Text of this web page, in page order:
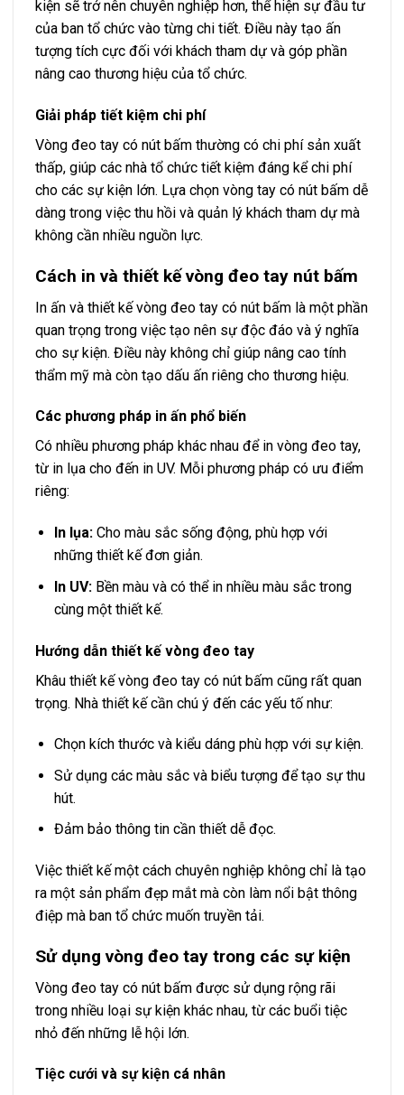
kiện sẽ trở nên chuyên nghiệp hơn, thể hiện sự đầu tư
của ban tổ chức vào từng chi tiết. Điều này tạo ấn
tượng tích cực đối với khách tham dự và góp phần
nâng cao thương hiệu của tổ chức.
Giải pháp tiết kiệm chi phí
Vòng đeo tay có nút bấm thường có chi phí sản xuất
thấp, giúp các nhà tổ chức tiết kiệm đáng kể chi phí
cho các sự kiện lớn. Lựa chọn vòng tay có nút bấm dễ
dàng trong việc thu hồi và quản lý khách tham dự mà
không cần nhiều nguồn lực.
Cách in và thiết kế vòng đeo tay nút bấm
In ấn và thiết kế vòng đeo tay có nút bấm là một phần
quan trọng trong việc tạo nên sự độc đáo và ý nghĩa
cho sự kiện. Điều này không chỉ giúp nâng cao tính
thẩm mỹ mà còn tạo dấu ấn riêng cho thương hiệu.
Các phương pháp in ấn phổ biến
Có nhiều phương pháp khác nhau để in vòng đeo tay,
từ in lụa cho đến in UV. Mỗi phương pháp có ưu điểm
riêng:
In lụa:Cho màu sắc sống động, phù hợp với
những thiết kế đơn giản.
In UV:Bền màu và có thể in nhiều màu sắc trong
cùng một thiết kế.
Hướng dẫn thiết kế vòng đeo tay
Khâu thiết kế vòng đeo tay có nút bấm cũng rất quan
trọng. Nhà thiết kế cần chú ý đến các yếu tố như:
Chọn kích thước và kiểu dáng phù hợp với sự kiện.
Sử dụng các màu sắc và biểu tượng để tạo sự thu
hút.
Đảm bảo thông tin cần thiết dễ đọc.
Việc thiết kế một cách chuyên nghiệp không chỉ là tạo
ra một sản phẩm đẹp mắt mà còn làm nổi bật thông
điệp mà ban tổ chức muốn truyền tải.
Sử dụng vòng đeo tay trong các sự kiện
Vòng đeo tay có nút bấm được sử dụng rộng rãi
trong nhiều loại sự kiện khác nhau, từ các buổi tiệc
nhỏ đến những lễ hội lớn.
Tiệc cưới và sự kiện cá nhân